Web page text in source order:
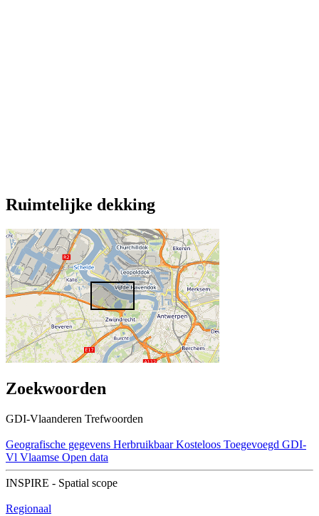
Ruimtelijke dekking
Zoekwoorden
GDI-Vlaanderen Trefwoorden
Geografische gegevens Herbruikbaar Kosteloos Toegevoegd GDI-
Vl Vlaamse Open data
INSPIRE - Spatial scope
Regionaal